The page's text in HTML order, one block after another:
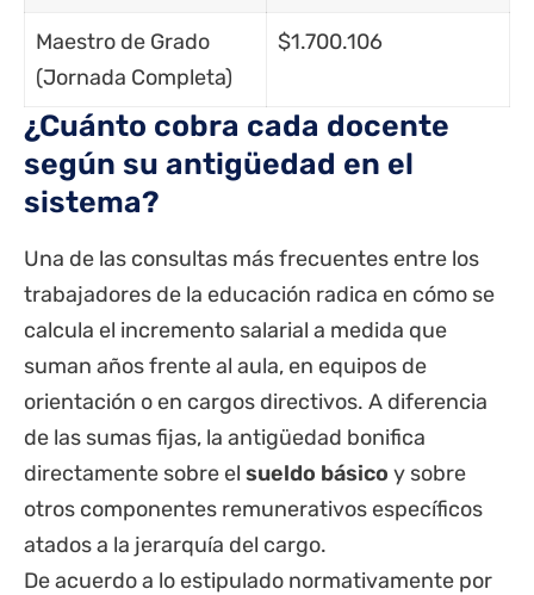
Maestro de Grado
(Jornada Completa)
$1.700.106
¿Cuánto cobra cada docente
según su antigüedad en el
sistema?
Una de las consultas más frecuentes entre los
trabajadores de la educación radica en cómo se
calcula el incremento salarial a medida que
suman años frente al aula, en equipos de
orientación o en cargos directivos. A diferencia
de las sumas fijas, la antigüedad bonifica
directamente sobre el sueldo básico y sobre
otros componentes remunerativos específicos
atados a la jerarquía del cargo.
De acuerdo a lo estipulado normativamente por